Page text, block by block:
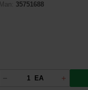
Man:
35751688
EA